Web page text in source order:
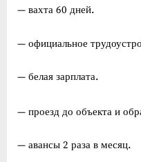
— вахта 60 дней.
— официальное
— белая зарплата.
— проезд до объекта и
— авансы 2 раза в месяц.